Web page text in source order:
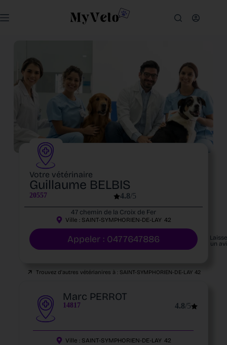
Votre vétérinaire
Guillaume BELBIS
20557 4.8/5
47 chemin de la Croix de Fer
Ville : SAINT-SYMPHORIEN-DE-LAY 42
Appeler : 0477647886
un
Trouvez d'autres vétérianires à : SAINT-SYMPHORIEN-DE-LAY 42
Marc PERROT
14817 4.8/5
Ville : SAINT-SYMPHORIEN-DE-LAY 42